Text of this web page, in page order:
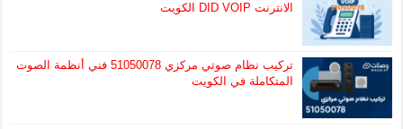
الانترنت DID VOIP الكويت
تركيب نظام صوتي مركزي 51050078 فني أنظمة الصوت
المتكاملة في الكويت